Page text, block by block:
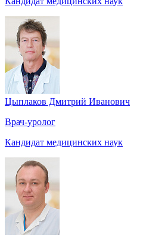
Цыплаков Дмитрий Иванович
Врач-уролог
Кандидат медицинских наук